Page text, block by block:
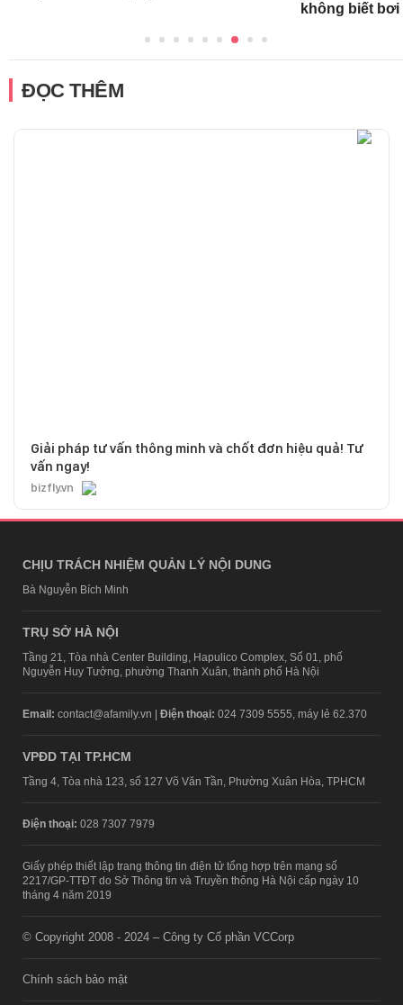
không biết bơi
ĐỌC THÊM
Giải pháp tư vấn thông minh và chốt đơn hiệu quả! Tư
vấn ngay!
bizfly.vn
CHỊU TRÁCH NHIỆM QUẢN LÝ NỘI DUNG
Bà Nguyễn Bích Minh
TRỤ SỞ HÀ NỘI
Tầng 21, Tòa nhà Center Building, Hapulico Complex, Số 01, phố
Nguyễn Huy Tưởng, phường Thanh Xuân, thành phố Hà Nội
Email: contact@afamily.vn | Điện thoại: 024 7309 5555, máy lẻ 62.370
VPĐD TẠI TP.HCM
Tầng 4, Tòa nhà 123, số 127 Võ Văn Tần, Phường Xuân Hòa, TPHCM
Điện thoại: 028 7307 7979
Giấy phép thiết lập trang thông tin điện tử tổng hợp trên mạng số
2217/GP-TTĐT do Sở Thông tin và Truyền thông Hà Nội cấp ngày 10
tháng 4 năm 2019
© Copyright 2008 - 2024 – Công ty Cổ phần VCCorp
Chính sách bảo mật